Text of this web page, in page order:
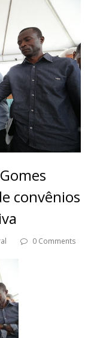
convênios
0 Comments